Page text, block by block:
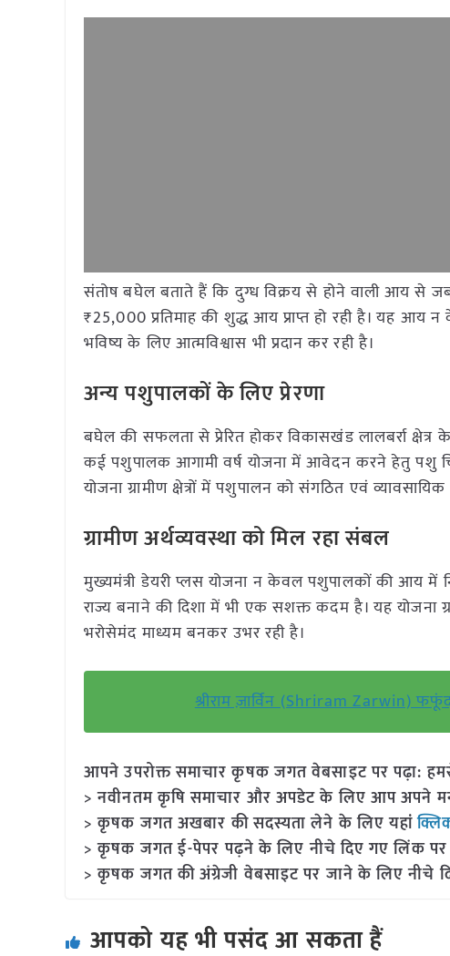
संतोष बघेल बताते हैं कि दुग्ध विक्रय से होने वाली आय से
₹25,000 प्रतिमाह की शुद्ध आय प्राप्त हो रही है। यह
भविष्य के लिए आत्मविश्वास भी प्रदान कर रही है।
अन्य पशुपालकों के लिए प्रेरणा
बघेल की सफलता से प्रेरित होकर विकासखंड लालबर्रा क्षेत्र
कई पशुपालक आगामी वर्ष योजना में आवेदन करने हेतु पशु
योजना ग्रामीण क्षेत्रों में पशुपालन को संगठित एवं
ग्रामीण अर्थव्यवस्था को मिल रहा संबल
मुख्यमंत्री डेयरी प्लस योजना न केवल पशुपालकों की आय में
राज्य बनाने की दिशा में भी एक सशक्त कदम है। यह योजना
भरोसेमंद माध्यम बनकर उभर रही है।
श्रीराम ज़ार्विन (Shriram Zarwin)
आपने उपरोक्त समाचार कृषक जगत वेबसाइट पर पढ़ा:
> नवीनतम कृषि समाचार और अपडेट के लिए आप अपने
> कृषक जगत अखबार की सदस्यता लेने के लिए यहां
> कृषक जगत ई-पेपर पढ़ने के लिए नीचे दिए गए लिंक
> कृषक जगत की अंग्रेजी वेबसाइट पर जाने के लिए नीचे
आपको यह भी पसंद आ सकता हैं